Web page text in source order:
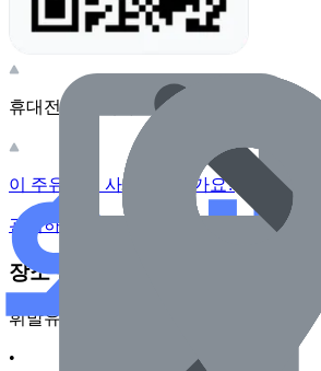
휴대전화 카메라로 찍어보세요
이 주유소의 사장님이신가요?
관리하기
장소 근처 주유소
휘발유
•